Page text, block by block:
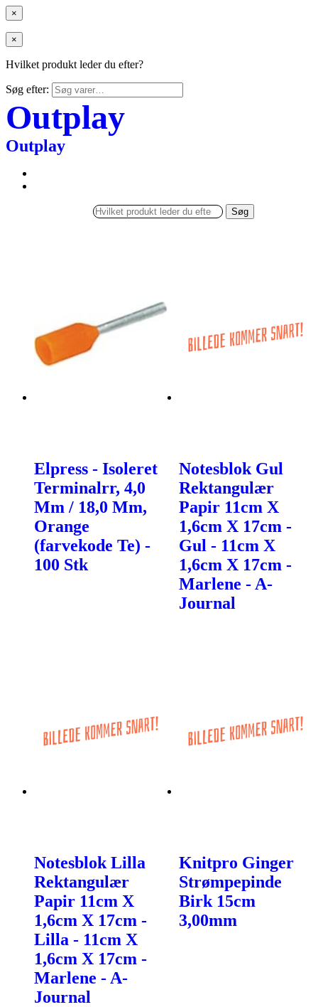
×
×
Hvilket produkt leder du efter?
Søg efter:
Outplay
Outplay
Søg
Elpress - Isoleret
Terminalrr, 4,0
Mm / 18,0 Mm,
Orange
(farvekode Te) -
100 Stk
Notesblok Gul
Rektangulær
Papir 11cm X
1,6cm X 17cm -
Gul - 11cm X
1,6cm X 17cm -
Marlene - A-
Journal
Notesblok Lilla
Rektangulær
Papir 11cm X
1,6cm X 17cm -
Lilla - 11cm X
1,6cm X 17cm -
Marlene - A-
Journal
Knitpro Ginger
Strømpepinde
Birk 15cm
3,00mm